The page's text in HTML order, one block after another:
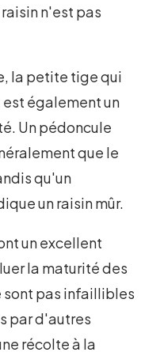
n'est pas
la petite tige qui
également un
Un pédoncule
que le
qu'un
un raisin mûr.
un excellent
la maturité des
sont pas infaillibles
par d'autres
récolte à la